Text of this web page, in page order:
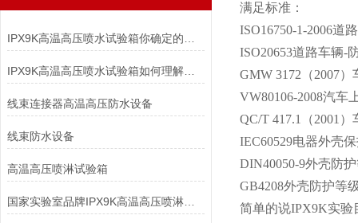
IPX9K高温高压喷水试验箱如何理解这个名称
线束连接器高温高压防水设备
线束防水设备
高温高压喷淋试验箱
满足标准：
ISO16750-1-2006道
ISO20653道路车辆-
GMW 3172（2007
VW80106-2008汽车
QC/T 417.1（2001
IEC60529电器外壳
DIN40050-9外壳防
GB4208外壳防护等
简单的说IPX9K实验